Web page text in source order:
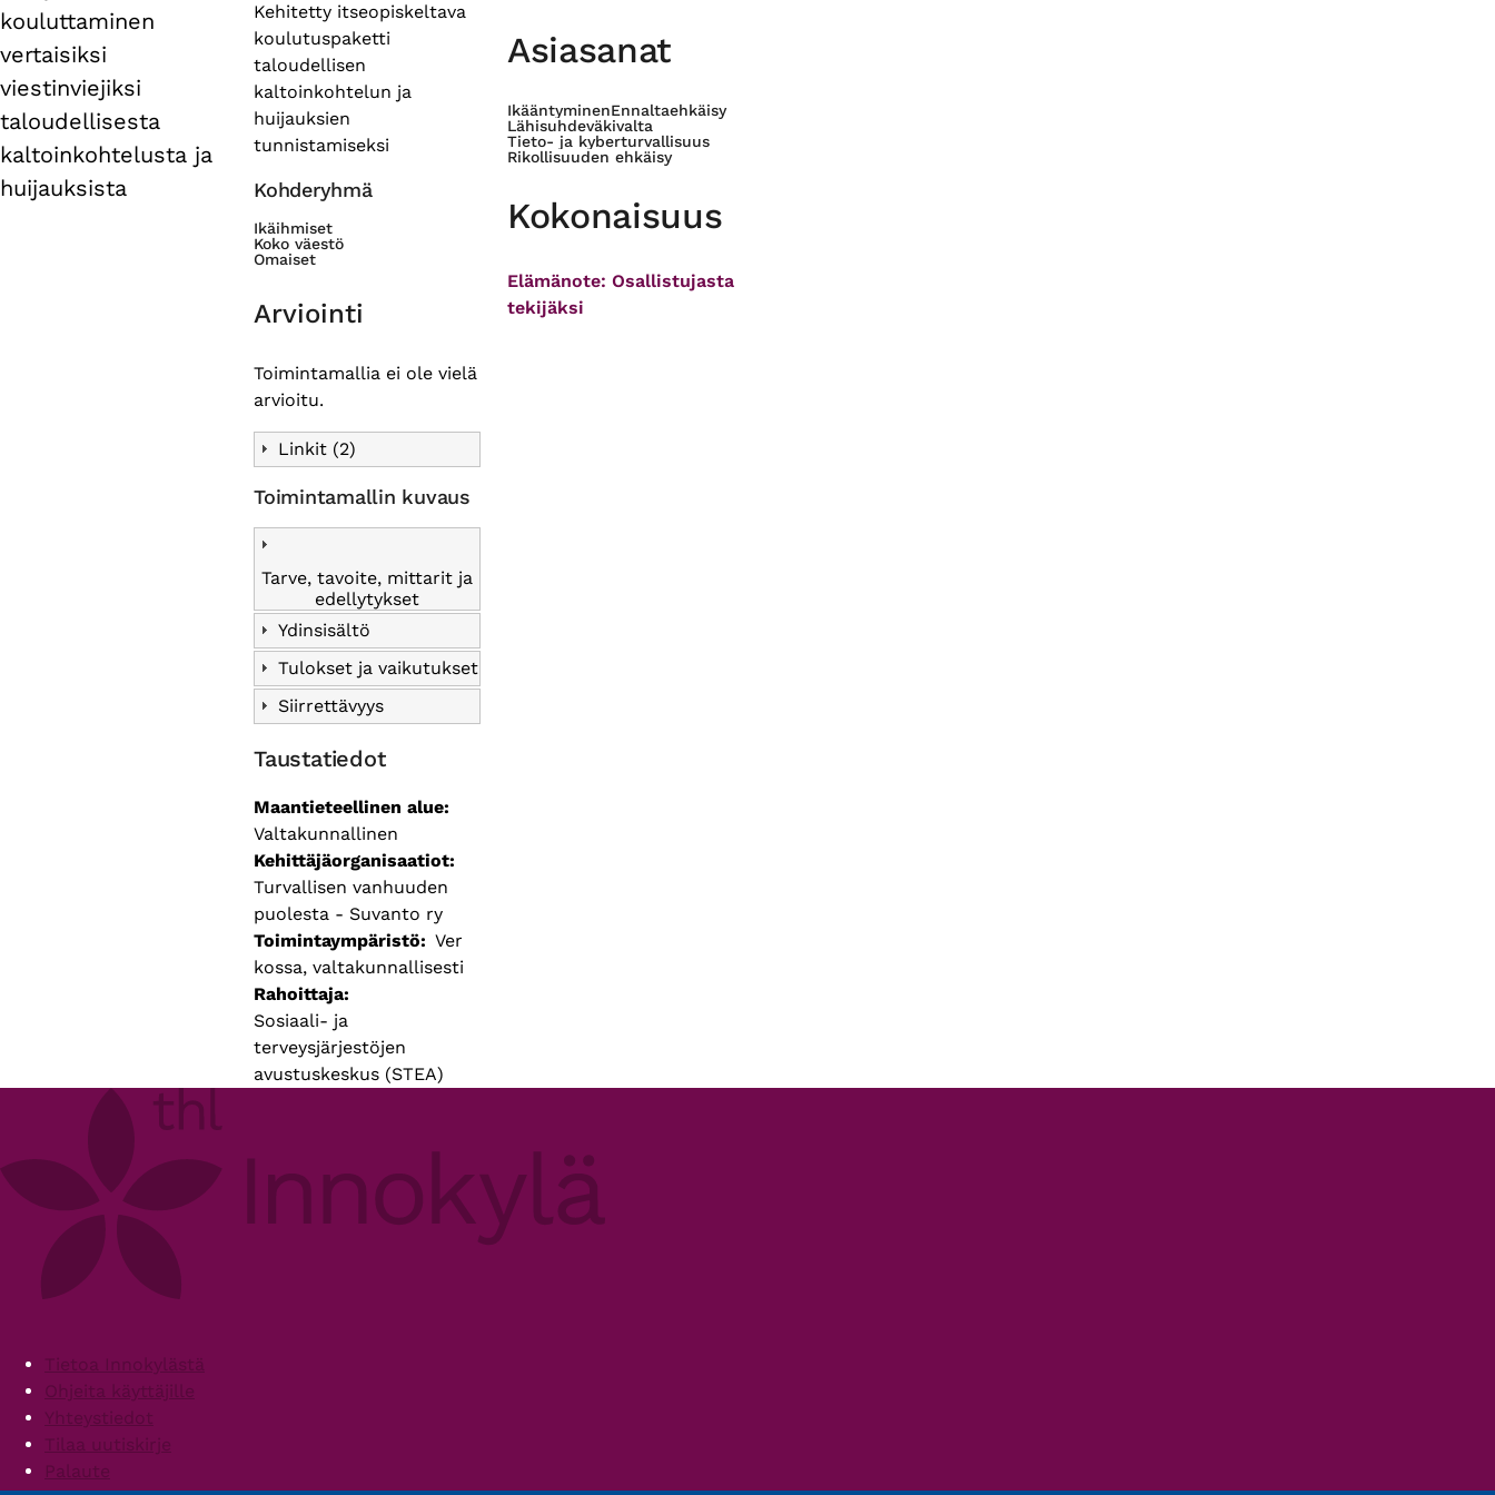
kouluttaminen
vertaisiksi
viestinviejiksi
taloudellisesta
kaltoinkohtelusta ja
huijauksista
Kehitetty itseopiskeltava
koulutuspaketti
taloudellisen
kaltoinkohtelun ja
huijauksien
tunnistamiseksi
Kohderyhmä
Ikäihmiset
Koko väestö
Omaiset
Arviointi
Toimintamallia ei ole vielä
arvioitu.
Linkit (2)
Toimintamallin kuvaus
Tarve, tavoite, mittarit ja
edellytykset
Ydinsisältö
Tulokset ja vaikutukset
Siirrettävyys
Taustatiedot
Maantieteellinen alue
Valtakunnallinen
Kehittäjäorganisaatiot
Turvallisen vanhuuden
puolesta - Suvanto ry
Toimintaympäristö
Ver
kossa, valtakunnallisesti
Rahoittaja
Sosiaali- ja
terveysjärjestöjen
avustuskeskus (STEA)
Asiasanat
IkääntyminenEnnaltaehkäisy
Lähisuhdeväkivalta
Tieto- ja kyberturvallisuus
Rikollisuuden ehkäisy
Kokonaisuus
Elämänote: Osallistujasta
tekijäksi
FooterTietoa Innokylästä
Ohjeita käyttäjille
Yhteystiedot
Tilaa uutiskirje
Palaute